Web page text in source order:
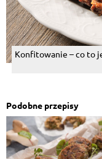
Konfitowanie – co to
Podobne przepisy